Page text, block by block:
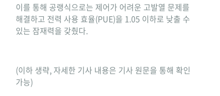
이를 통해 공랭식으로는 제어가 어려운 고발열 문제를
해결하고 전력 사용 효율(PUE)을 1.05 이하로 낮출 수
있는 잠재력을 갖췄다.
(이하 생략, 자세한 기사 내용은 기사 원문을 통해 확인
가능)